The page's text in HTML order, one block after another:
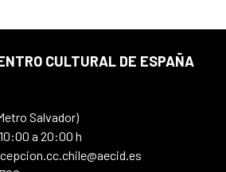
CULTURAL DE ESPAÑA
Salvador)
a 20:00 h